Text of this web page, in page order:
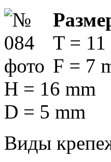
T = 11
F = 7
H = 16 mm
D = 5 mm
Виды